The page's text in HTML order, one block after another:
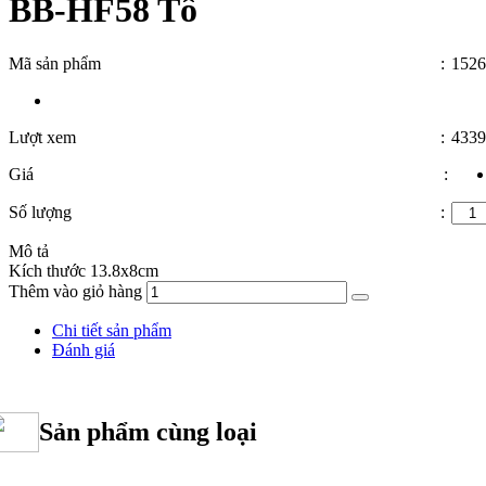
BB-HF58 Tô
Mã sản phẩm : 1526
Lượt xem : 4339
Giá
:
Số lượng :
Mô tả
Kích thước 13.8x8cm
Thêm vào giỏ hàng
Chi tiết sản phẩm
Đánh giá
Sản phẩm cùng loại